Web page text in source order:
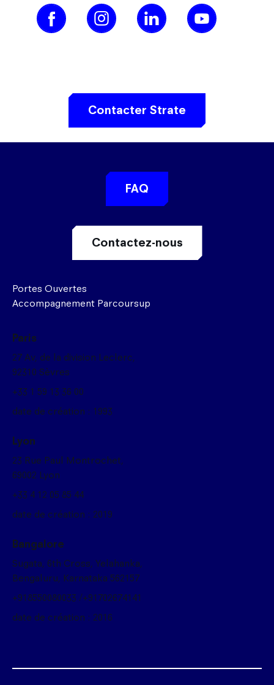
Contacter Strate
Portes Ouvertes
Accompagnement Parcoursup
FAQ
Contactez-nous
Paris
27 Av, de la division Leclerc,
92310 Sèvres
+33 1 59 13 36 00
date de création : 1993
Lyon
23 Rue Paul Montrochet,
69002 Lyon
+33 4 12 05 85 44
date de création : 2019
Bangalore
Sugata, 6th Cross, Yelahanka,
Bengaluru, Karnataka 562157
+918550080033 /+91702674141
date de création : 2016